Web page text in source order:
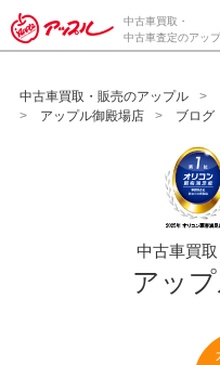
/*ABテスト_新規査定フォ
中古車買取・
中古車査定のアッ
中古車買取・販売のアップル
アップル御殿場店
ブログ
中古車買
アッ